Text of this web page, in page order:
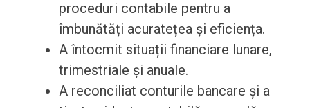
proceduri contabile pentru a
îmbunătăți acuratețea și eficiența.
A întocmit situații financiare lunare,
trimestriale și anuale.
A reconciliat conturile bancare și a